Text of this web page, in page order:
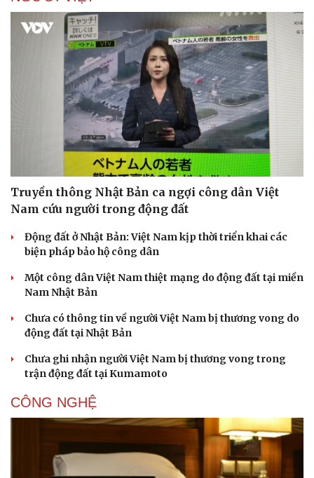
Sức khỏe
Dinh dưỡng - món ngon
Cây thuốc
Nhi khoa
Nam khoa
Phòng mạch online
Ăn sạch sống khỏe
Đời sống
Nhà đẹp
Blog
Truyền thông Nhật Bản ca ngợi công dân Việt
Nam cứu người trong động đất
Động đất ở Nhật Bản: Việt Nam kịp thời triển khai các
biện pháp bảo hộ công dân
Một công dân Việt Nam thiệt mạng do động đất tại miền
Nam Nhật Bản
Chưa có thông tin về người Việt Nam bị thương vong do
động đất tại Nhật Bản
Chưa ghi nhận người Việt Nam bị thương vong trong
trận động đất tại Kumamoto
CÔNG NGHỆ